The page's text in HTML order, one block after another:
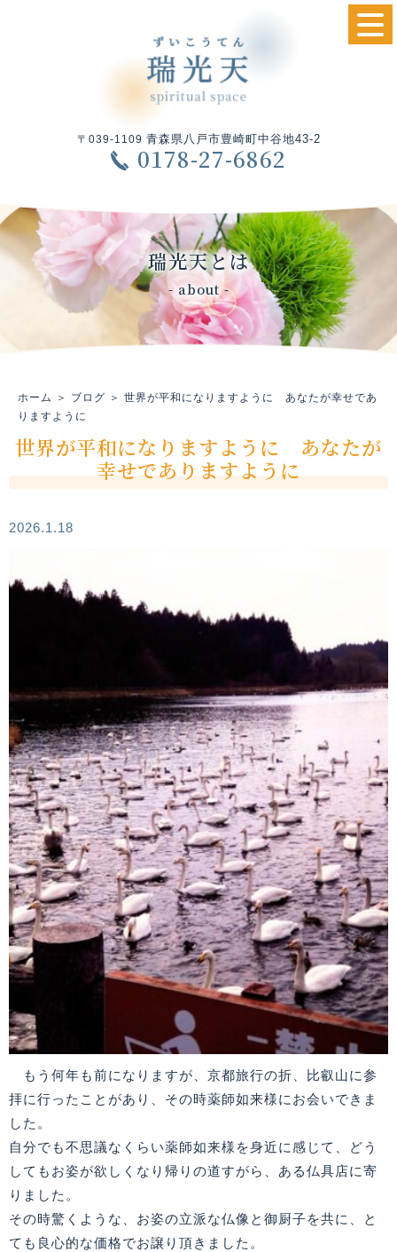
〒039-1109 青森県八戸市豊崎町中谷地43-2
0178-27-6862
瑞光天とは
- about -
ホーム
＞ ブログ ＞ 世界が平和になりますように あなたが幸せであ
りますように
世界が平和になりますように あなたが
幸せでありますように
2026.1.18
もう何年も前になりますが、京都旅行の折、比叡山に参
拝に行ったことがあり、その時薬師如来様にお会いできま
した。
自分でも不思議なくらい薬師如来様を身近に感じて、どう
してもお姿が欲しくなり帰りの道すがら、ある仏具店に寄
りました。
その時驚くような、お姿の立派な仏像と御厨子を共に、と
ても良心的な価格でお譲り頂きました。